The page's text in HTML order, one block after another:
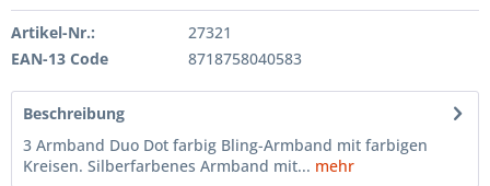
Artikel-Nr.:
27321
EAN-13 Code
8718758040583
Beschreibung
3 Armband Duo Dot farbig Bling-Armband mit farbigen
Kreisen. Silberfarbenes Armband mit... mehr